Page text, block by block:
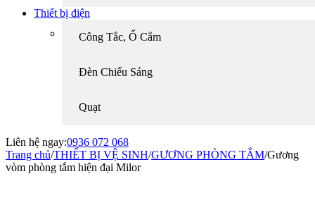
Thiết bị điện
Công Tắc, Ổ Cắm
Đèn Chiếu Sáng
Quạt
Liên hệ ngay:0936 072 068
Trang chủ/THIẾT BỊ VỆ SINH/GƯƠNG PHÒNG TẮM/Gương
vòm phòng tắm hiện đại Milor